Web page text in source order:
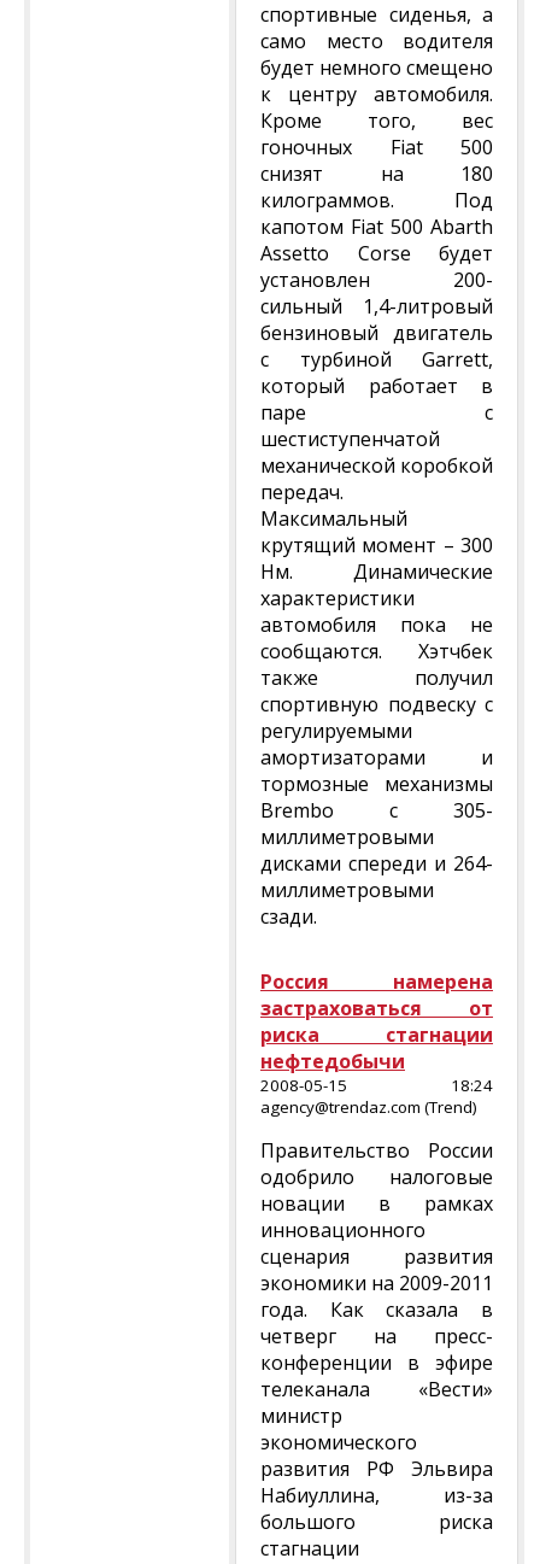
спортивные сиденья, а
само место водителя
будет немного смещено
к центру автомобиля.
Кроме того, вес
гоночных Fiat 500
снизят на 180
килограммов. Под
капотом Fiat 500 Abarth
Assetto Corse будет
установлен 200-
сильный 1,4-литровый
бензиновый двигатель
с турбиной Garrett,
который работает в
паре с
шестиступенчатой
механической коробкой
передач.
Максимальный
крутящий момент – 300
Нм. Динамические
характеристики
автомобиля пока не
сообщаются. Хэтчбек
также получил
спортивную подвеску с
регулируемыми
амортизаторами и
тормозные механизмы
Brembo с 305-
миллиметровыми
дисками спереди и 264-
миллиметровыми
сзади.
Россия намерена
застраховаться от
риска стагнации
нефтедобычи
2008-05-15 18:24
agency@trendaz.com (Trend)
Правительство России
одобрило налоговые
новации в рамках
инновационного
сценария развития
экономики на 2009-2011
года. Как сказала в
четверг на пресс-
конференции в эфире
телеканала «Вести»
министр
экономического
развития РФ Эльвира
Набиуллина, из-за
большого риска
стагнации